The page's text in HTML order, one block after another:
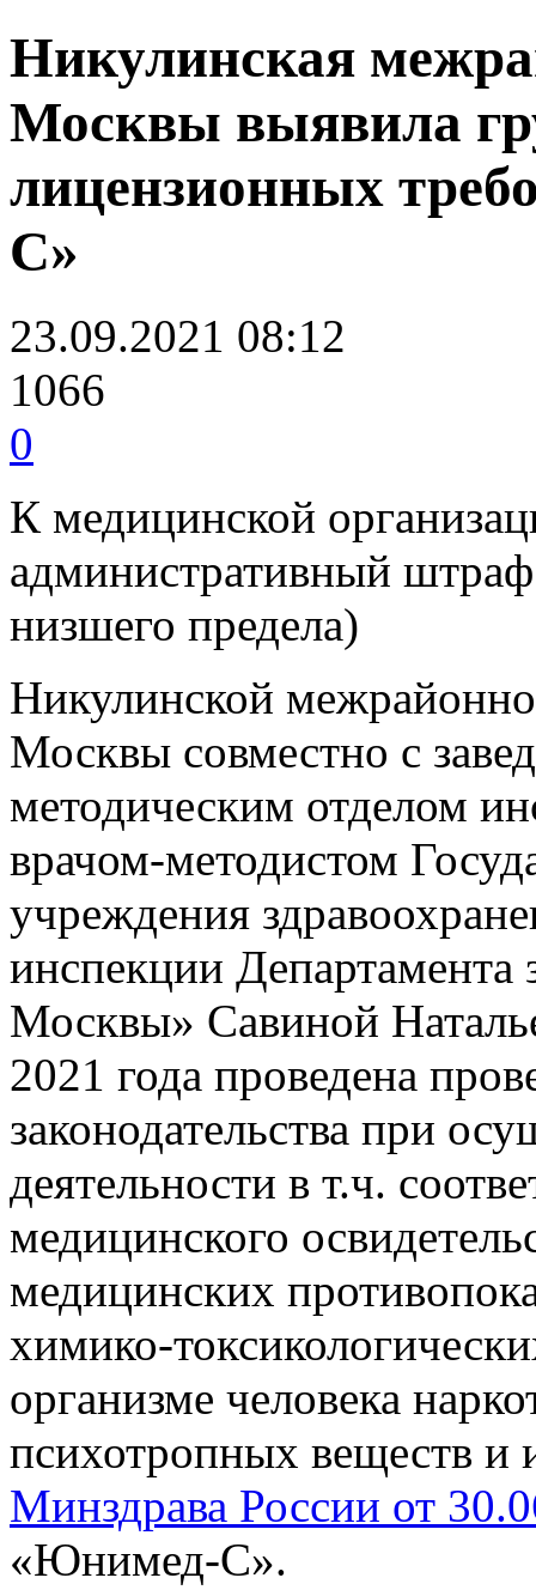
Никулинская
Москвы выявила
лицензионных
С»
23.09.2021 08:12
1066
0
К медицинской
административный
низшего предела)
Никулинской
Москвы совместно с
методическим отделом
врачом-методистом
учреждения
инспекции Департамента
Москвы» Савиной
2021 года проведена
законодательства при
деятельности в т.ч.
медицинского
медицинских
химико-
организме человека
психотропных веществ и
Минздрава России от
«Юнимед-С».